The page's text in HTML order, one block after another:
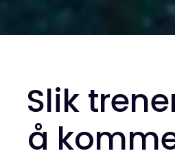
Slik
å